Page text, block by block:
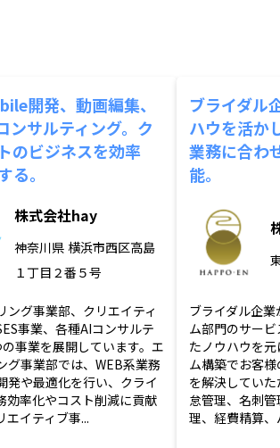
開発、動画編集、
ンサルティング。ク
のビジネスを効率
る。
株式会社hay
神奈川県 横浜市西区高島
１丁目２番５号
ング事業部、クリエイティ
事業、各種AIコンサルテ
事業を展開しています。エ
グ事業部では、WEB系業務
発や最適化を行い、クライ
効率化やコスト削減に貢献
エイティブ事...
ブライダル
ハウを活か
業務に合わ
能。
ブライダル企
ム部門のサー
たノウハウを
ム構築でお客
を解決してい
怠管理、名刺
理、経費精算、